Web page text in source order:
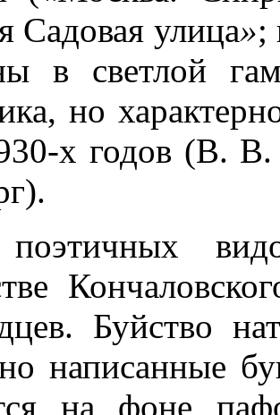
Садовая улица»;
в светлой
но
х годов (В.
Буйство
написанные
на фоне